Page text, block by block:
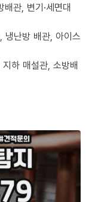
관, 변기·세면대
냉난방 배관, 아이스
하 매설관, 소방배